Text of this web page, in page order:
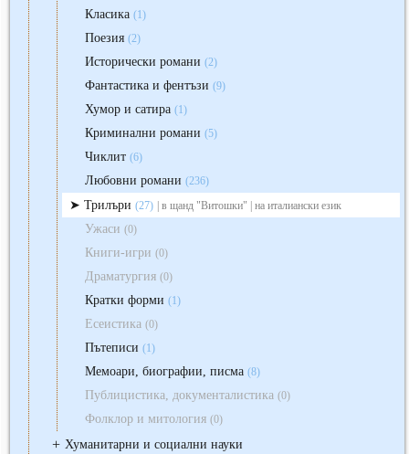
Класика (1)
Поезия (2)
Исторически романи (2)
Фантастика и фентъзи (9)
Хумор и сатира (1)
Криминални романи (5)
Чиклит (6)
Любовни романи (236)
Трилъри (27) | в щанд "Витошки" | на италиански език
Ужаси (0)
Книги-игри (0)
Драматургия (0)
Кратки форми (1)
Есеистика (0)
Пътеписи (1)
Мемоари, биографии, писма (8)
Публицистика, документалистика (0)
Фолклор и митология (0)
+ Хуманитарни и социални науки